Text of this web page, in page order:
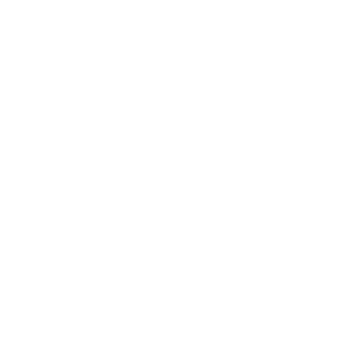
handliche Grösse erlaubt es dir, das Tuch jederzeit
Neben der schonenden Reinigung bietet dir das
hauchdünne Schutzschicht auf deinem Schmuck